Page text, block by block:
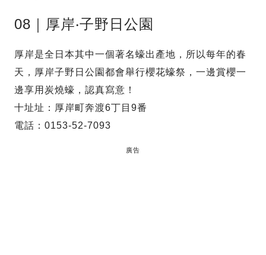
08｜厚岸‧子野日公園
厚岸是全日本其中一個著名蠔出產地，所以每年的春
天，厚岸子野日公園都會舉行櫻花蠔祭，一邊賞櫻一
邊享用炭燒蠔，認真寫意！
十址址：厚岸町奔渡6丁目9番
電話：0153-52-7093
廣告